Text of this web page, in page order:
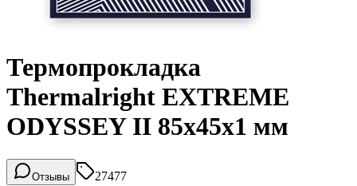
Термопрокладка
Thermalright EXTREME
ODYSSEY II 85x45x1 мм
Отзывы
27477